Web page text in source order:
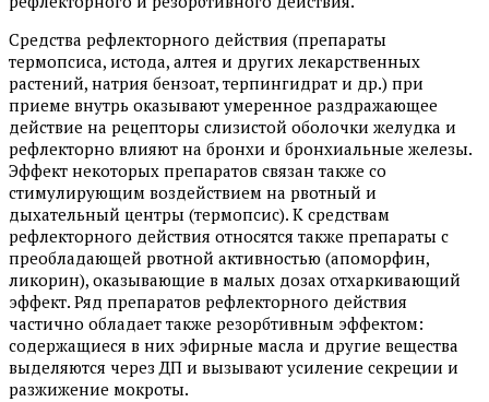
Средства рефлекторного действия (препараты
термопсиса, истода, алтея и других лекарственных
растений, натрия бензоат, терпингидрат и др.) при
приеме внутрь оказывают умеренное раздражающее
действие на рецепторы слизистой оболочки желудка и
рефлекторно влияют на бронхи и бронхиальные железы.
Эффект некоторых препаратов связан также со
стимулирующим воздействием на рвотный и
дыхательный центры (термопсис). К средствам
рефлекторного действия относятся также препараты с
преобладающей рвотной активностью (апоморфин,
ликорин), оказывающие в малых дозах отхаркивающий
эффект. Ряд препаратов рефлекторного действия
частично обладает также резорбтивным эффектом:
содержащиеся в них эфирные масла и другие вещества
выделяются через ДП и вызывают усиление секреции и
разжижение мокроты.